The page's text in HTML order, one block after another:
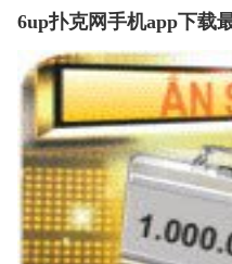
6up扑克网手机app下载